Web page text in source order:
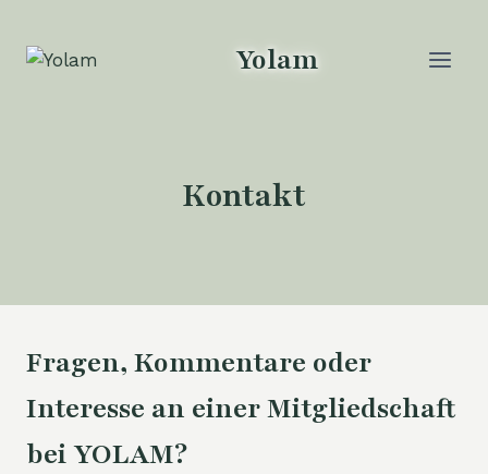
Inhalt
springen
Yolam
Kontakt
Fragen, Kommentare oder
Interesse an einer Mitgliedschaft
bei YOLAM?